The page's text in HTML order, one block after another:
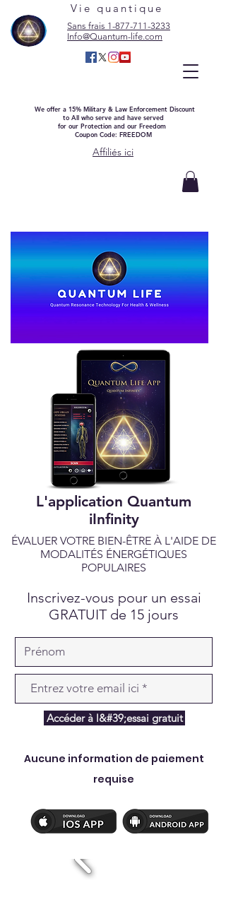
Vie quantique
Sans frais 1-877-711-3233
Info@Quantum-life.com
We offer a 15% Military & Law Enforcement Discount
to All who serve and have served
for our Protection and our Freedom
Coupon Code: FREEDOM
Affiliés ici
L'application Quantum
iInfinity
ÉVALUER VOTRE BIEN-ÊTRE À L'AIDE DE
MODALITÉS ÉNERGÉTIQUES
POPULAIRES
Inscrivez-vous pour un essai
GRATUIT de 15 jours
Accéder à l&#39;essai gratuit
Aucune information de paiement
requise